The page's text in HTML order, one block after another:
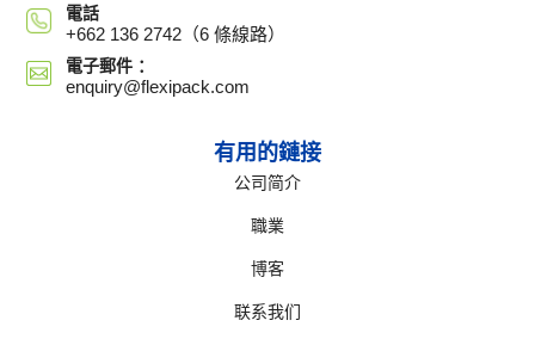
電話
+662 136 2742（6 條線路）
電子郵件 ：
enquiry@flexipack.com
有用的鏈接
公司简介
職業
博客
联系我们